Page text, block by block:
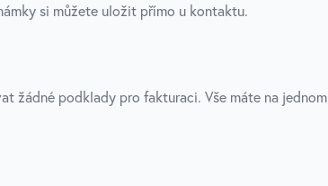
si můžete uložit přímo u kontaktu.
žádné podklady pro fakturaci. Vše máte na jednom